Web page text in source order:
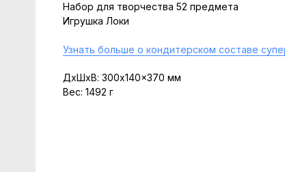
Набор для творчества 52 предмета
Игрушка Локи
Узнать больше о кондитерском составе
ДxШxВ: 300x140x370 мм
Вес: 1492 г